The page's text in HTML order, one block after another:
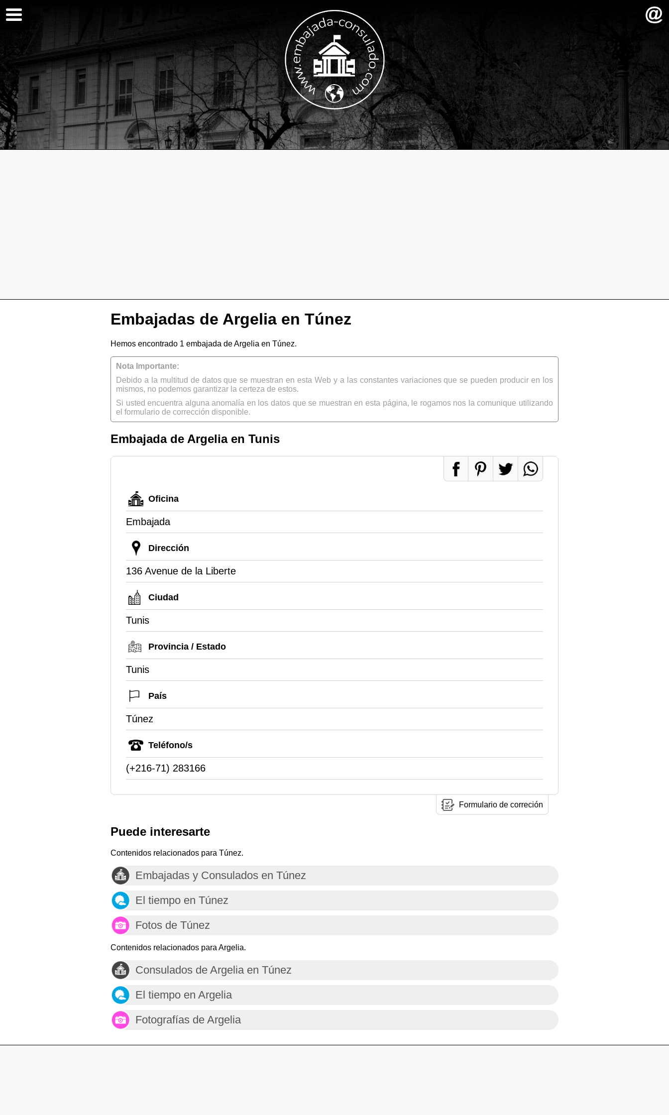
Embajadas de Argelia en Túnez
Hemos encontrado 1 embajada de Argelia en Túnez.
Nota Importante:
Debido a la multitud de datos que se muestran en esta Web y a las constantes variaciones que se pueden producir en los
mismos, no podemos garantizar la certeza de estos.
Si usted encuentra alguna anomalía en los datos que se muestran en esta página, le rogamos nos la comunique utilizando
el formulario de corrección disponible.
Embajada de Argelia en Tunis
Oficina
Embajada
Dirección
136 Avenue de la Liberte
Ciudad
Tunis
Provincia / Estado
Tunis
País
Túnez
Teléfono/s
(+216-71) 283166
Formulario de correción
Puede interesarte
Contenidos relacionados para Túnez.
Embajadas y Consulados en Túnez
El tiempo en Túnez
Fotos de Túnez
Contenidos relacionados para Argelia.
Consulados de Argelia en Túnez
El tiempo en Argelia
Fotografías de Argelia